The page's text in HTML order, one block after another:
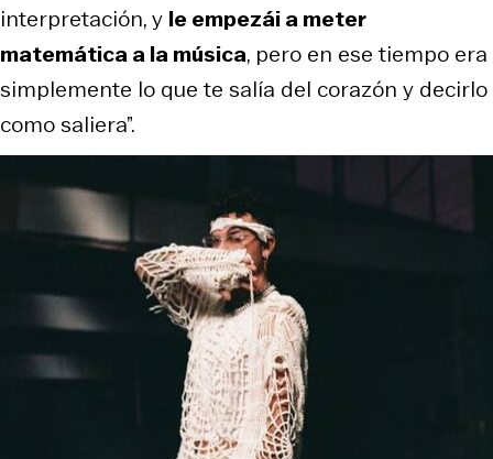
interpretación, y leempezáia meter
matemática a la música, pero en ese tiempo era
simplemente lo que te salía del corazón y decirlo
como saliera”.